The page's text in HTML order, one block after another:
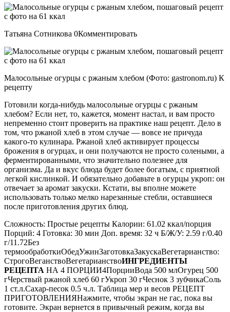
Татьяна Сотникова 0Комментировать
Малосольные огурцы с ржаным хлебом (Фото: gastronom.ru) К
рецепту
Готовили когда-нибудь малосольные огурцы с ржаным
хлебом? Если нет, то, кажется, момент настал, и вам просто
непременно стоит проверить на практике наш рецепт. Дело в
том, что ржаной хлеб в этом случае — вовсе не причуда
какого-то кулинара. Ржаной хлеб активирует процессы
брожения в огурцах, и они получаются не просто солеными, а
ферментированными, что значительно полезнее для
организма. Да и вкус блюда будет более богатым, с приятной
легкой кислинкой. И обязательно добавьте в огурцы укроп: он
отвечает за аромат закуски. Кстати, вы вполне можете
использовать только мелко нарезанные стебли, оставшиеся
после приготовления других блюд.
Сложность: Простые рецепты Калории: 61.02 ккал/порция
Порций: 4 Готовка: 30 мин Доп. время: 32 ч Б/Ж/У: 2.59 г/0.40
г/11.72Без
термообработкиОбедУжинЗаготовкаЗакускаВегетарианство:
СтрогоВеганствоВегетарианствоИНГРЕДИЕНТЫ
РЕЦЕПТА НА 4 ПОРЦИИ4ПорцииВода 500 млОгурец 500
гЧерствый ржаной хлеб 60 гУкроп 30 гЧеснок 3 зубчикаСоль
1 ст.л.Сахар-песок 0.5 ч.л. Таблица мер и весов РЕЦЕПТ
ПРИГОТОВЛЕНИЯНажмите, чтобы экран не гас, пока вы
готовите. Экран вернется в привычный режим, когда вы